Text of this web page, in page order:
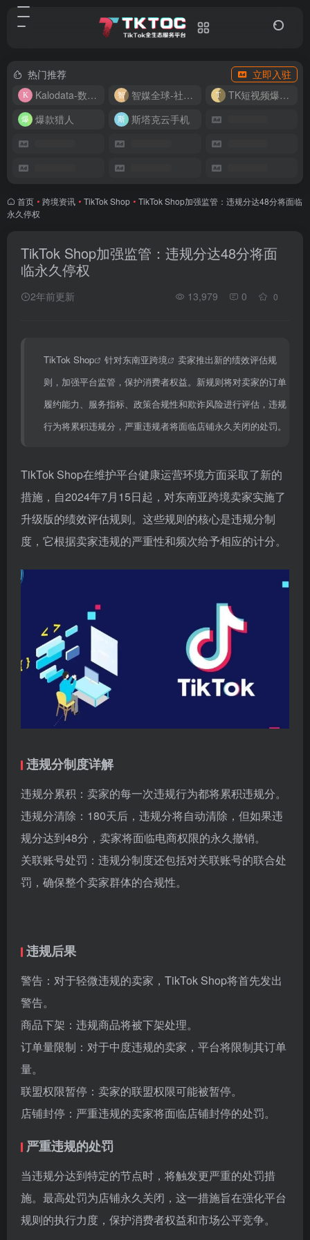
热门推荐
立即入驻
Kalodata-数据分析平台
智媒全球-社媒管理平台
TK短视频爆款复刻
爆款猎人
斯塔克云手机
首页 • 跨境资讯 • TikTok Shop • TikTok Shop加强监管：违规分达48分将面临
永久停权
TikTok Shop加强监管：违规分达48分将面
临永久停权
2年前更新 13,979 0 0
TikTok Shop 针对东南亚跨境
卖家推出新的绩效评估规
则，加强平台监管，保护消费者权益。新规则将对卖家的订单
履约能力、服务指标、政策合规性和欺诈风险进行评估，违规
行为将累积违规分，严重违规者将面临店铺永久关闭的处罚。
TikTok Shop在维护平台健康运营环境方面采取了新的
措施，自2024年7月15日起，对东南亚跨境卖家实施了
升级版的绩效评估规则。这些规则的核心是违规分制
度，它根据卖家违规的严重性和频次给予相应的计分。
违规分制度详解
违规分累积：卖家的每一次违规行为都将累积违规分。
违规分清除：180天后，违规分将自动清除，但如果违
规分达到48分，卖家将面临电商权限的永久撤销。
关联账号处罚：违规分制度还包括对关联账号的联合处
罚，确保整个卖家群体的合规性。
违规后果
警告：对于轻微违规的卖家，TikTok Shop将首先发出
警告。
商品下架：违规商品将被下架处理。
订单量限制：对于中度违规的卖家，平台将限制其订单
量。
联盟权限暂停：卖家的联盟权限可能被暂停。
店铺封停：严重违规的卖家将面临店铺封停的处罚。
严重违规的处罚
当违规分达到特定的节点时，将触发更严重的处罚措
施。最高处罚为店铺永久关闭，这一措施旨在强化平台
规则的执行力度，保护消费者权益和市场公平竞争。